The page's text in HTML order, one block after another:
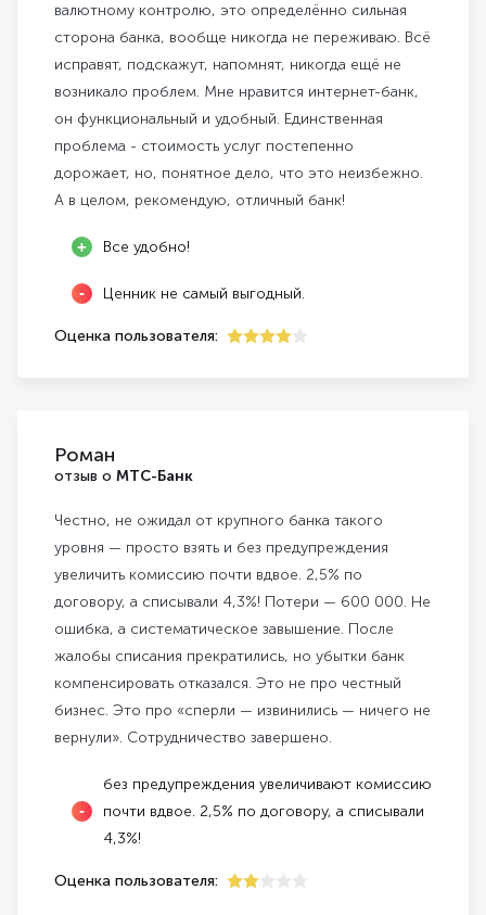
валютному контролю, это определённо сильная
сторона банка, вообще никогда не переживаю. Всё
исправят, подскажут, напомнят, никогда ещё не
возникало проблем. Мне нравится интернет-банк,
он функциональный и удобный. Единственная
проблема - стоимость услуг постепенно
дорожает, но, понятное дело, что это неизбежно.
А в целом, рекомендую, отличный банк!
Все удобно!
Ценник не самый выгодный.
Оценка пользователя:
Роман
отзыв о МТС-Банк
Честно, не ожидал от крупного банка такого
уровня — просто взять и без предупреждения
увеличить комиссию почти вдвое. 2,5% по
договору, а списывали 4,3%! Потери — 600 000. Не
ошибка, а систематическое завышение. После
жалобы списания прекратились, но убытки банк
компенсировать отказался. Это не про честный
бизнес. Это про «сперли — извинились — ничего не
вернули». Сотрудничество завершено.
без предупреждения увеличивают комиссию
почти вдвое. 2,5% по договору, а списывали
4,3%!
Оценка пользователя: